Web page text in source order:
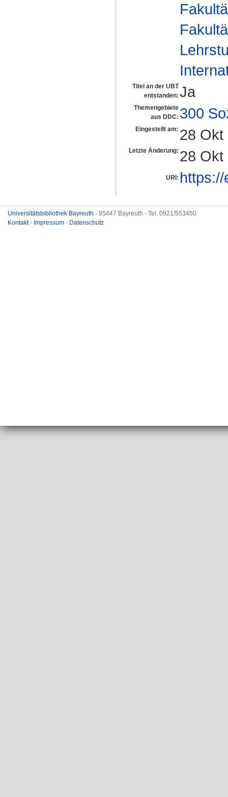
Titel an der UBT
entstanden: Ja
Themengebiete
aus DDC: 300
Eingestellt am: 28 Okt
Letzte Änderung: 28 Okt
URI:
Universitätsbibliothek Bayreuth - 95447 Bayreuth - Tel. 0921/553450
Kontakt- Impressum - Datenschutz